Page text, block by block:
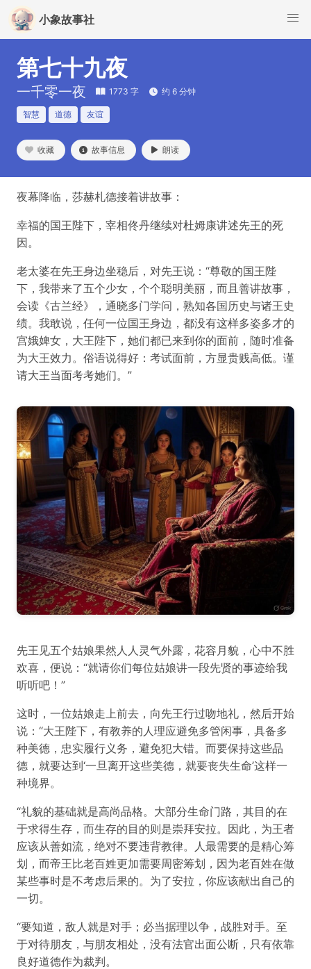
小象故事社
第七十九夜
一千零一夜 1773 字 约 6 分钟
智慧 道德 友谊
收藏 故事信息 朗读
夜幕降临，莎赫札德接着讲故事：
幸福的国王陛下，宰相佟丹继续对杜姆康讲述先王的死
因。
老太婆在先王身边坐稳后，对先王说：“尊敬的国王陛
下，我带来了五个少女，个个聪明美丽，而且善讲故事，
会读《古兰经》，通晓多门学问，熟知各国历史与诸王史
绩。我敢说，任何一位国王身边，都没有这样多姿多才的
宫娥婢女，大王陛下，她们都已来到你的面前，随时准备
为大王效力。俗语说得好：考试面前，方显贵贱高低。谨
请大王当面考考她们。”
先王见五个姑娘果然人人灵气外露，花容月貌，心中不胜
欢喜，便说：“就请你们每位姑娘讲一段先贤的事迹给我
听听吧！”
这时，一位姑娘走上前去，向先王行过吻地礼，然后开始
说：“大王陛下，有教养的人理应避免多管闲事，具备多
种美德，忠实履行义务，避免犯大错。而要保持这些品
德，就要达到‘一旦离开这些美德，就要丧失生命’这样一
种境界。
“礼貌的基础就是高尚品格。大部分生命门路，其目的在
于求得生存，而生存的目的则是崇拜安拉。因此，为王者
应该从善如流，绝对不要违背教律。人最需要的是精心筹
划，而帝王比老百姓更加需要周密筹划，因为老百姓在做
某些事时是不考虑后果的。为了安拉，你应该献出自己的
一切。
“要知道，敌人就是对手；必当据理以争，战胜对手。至
于对待朋友，与朋友相处，没有法官出面公断，只有依靠
良好道德作为裁判。